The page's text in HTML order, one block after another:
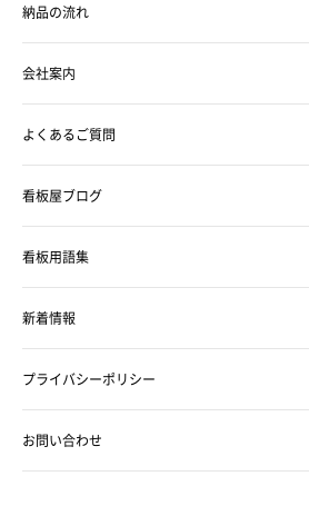
納品の流れ
会社案内
よくあるご質問
看板屋ブログ
看板用語集
新着情報
プライバシーポリシー
お問い合わせ